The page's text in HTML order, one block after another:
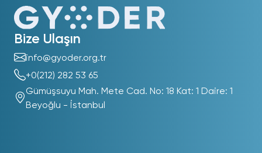
Bize Ulaşın
info@gyoder.org.tr
+0(212) 282 53 65
Gümüşsuyu Mah. Mete Cad. No: 18 Kat: 1 Daire: 1
Beyoğlu - İstanbul